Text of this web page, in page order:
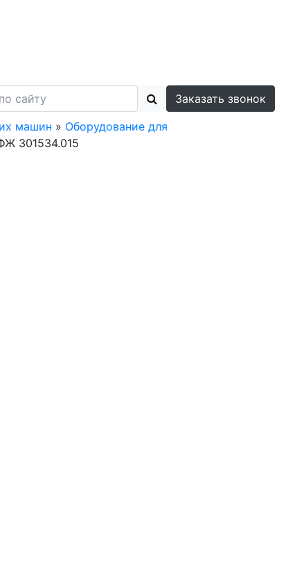
Заказать звонок
машин » Оборудование для
301534.015